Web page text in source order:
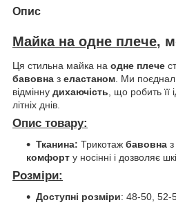
Опис
Майка на одне плече,
Ця стильна майка на одне плече
бавовна з еластаном. Ми
відмінну дихаючість, що робить її
літніх днів.
Опис товару:
Тканина: Трикотаж бавовна
комфорт у носінні і дозволяє
Розміри:
Доступні розміри: 48-50, 52-